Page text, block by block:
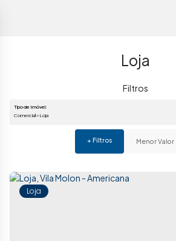
Loja
Tipo de Imóvel:
Loja